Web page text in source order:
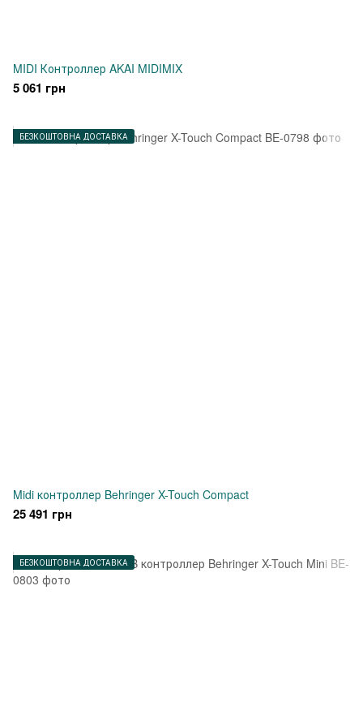
MIDI Контроллер AKAI MIDIMIX
5 061 грн
БЕЗКОШТОВНА ДОСТАВКА
Midi контроллер Behringer X-Touch Compact
25 491 грн
БЕЗКОШТОВНА ДОСТАВКА